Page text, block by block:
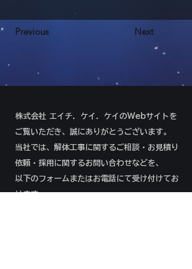
Previous Next
株式会社 エイチ．ケイ．ケイのWebサイトを
ご覧いただき、誠にありがとうございます。
当社では、解体工事に関するご相談・お見積り
依頼・採用に関するお問い合わせなどを、
以下のフォームまたはお電話にて受け付けてお
ります。